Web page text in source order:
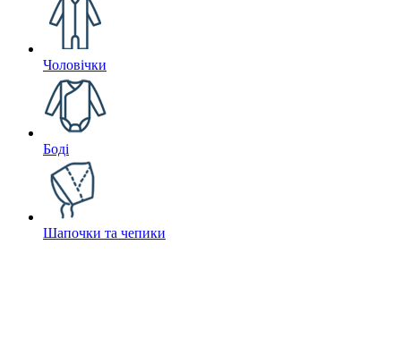
Чоловічки
Боді
Шапочки та чепики